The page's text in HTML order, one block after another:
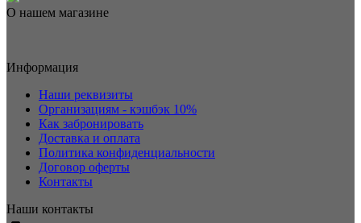
О нашем магазине
Информация
Наши реквизиты
Организациям - кэшбэк 10%
Как забронировать
Доставка и оплата
Политика конфиденциальности
Договор оферты
Контакты
Наши контакты